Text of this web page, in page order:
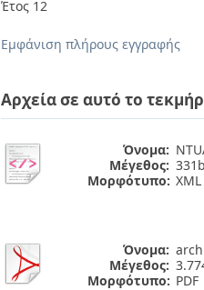
Έτος 12
Εμφάνιση πλήρους εγγραφής
Αρχεία σε αυτό το
Όνομα:
Μέγεθος:
Μορφότυπο: XML
Όνομα:
Μέγεθος:
Μορφότυπο: PDF